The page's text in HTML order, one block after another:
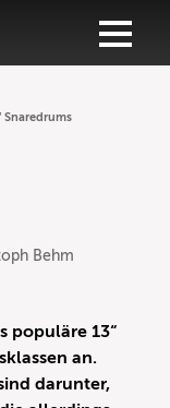
Snaredrums
Behm
populäre 13“
an.
darunter,